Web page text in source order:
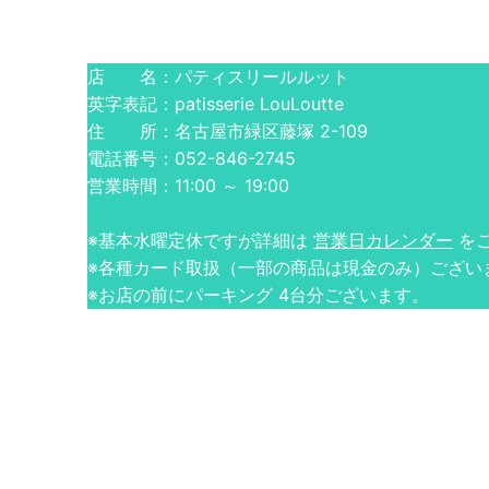
店 名：パティスリールルット
英字表記：patisserie LouLoutte
住 所：名古屋市緑区藤塚 2-109
電話番号：052-846-2745
営業時間：11:00 ～ 19:00
※基本水曜定休ですが詳細は 営業日カレンダー を
※各種カード取扱（一部の商品は現金のみ）ござい
※お店の前にパーキング 4台分ございます。